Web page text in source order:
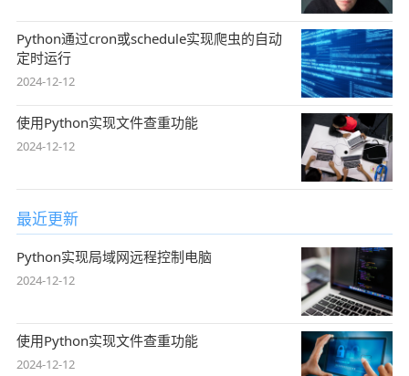
Python通过cron或schedule实现爬虫的自动
定时运行
2024-12-12
使用Python实现文件查重功能
2024-12-12
最近更新
Python实现局域网远程控制电脑
2024-12-12
使用Python实现文件查重功能
2024-12-12